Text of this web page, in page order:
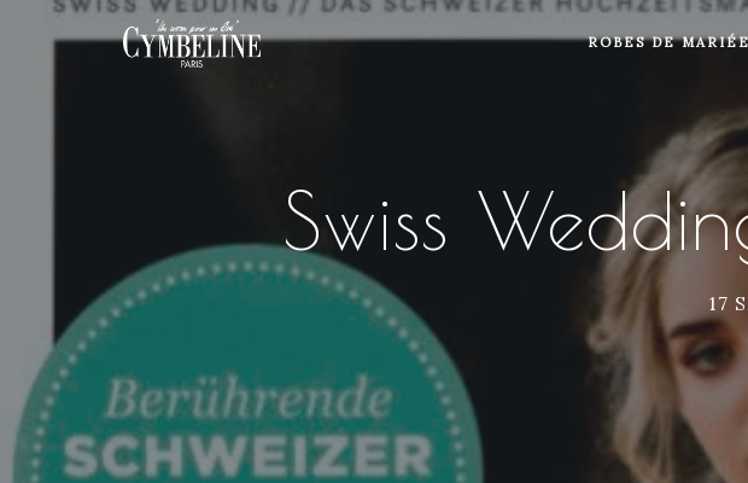
ROBES DE
Swiss
17